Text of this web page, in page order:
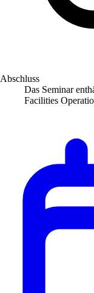
Abschluss
Das Seminar
Facilities